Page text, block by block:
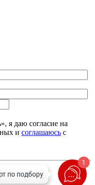
я даю согласие на
и соглашаюсь с
1